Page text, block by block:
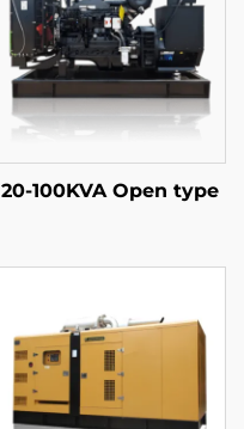
20-100KVA Open type